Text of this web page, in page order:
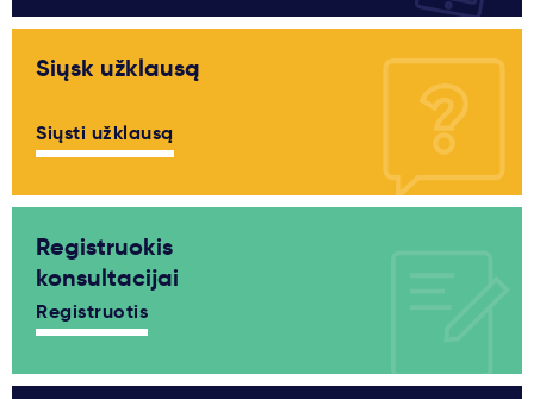
Siųsk užklausą
Siųsti užklausą
Registruokis
konsultacijai
Registruotis